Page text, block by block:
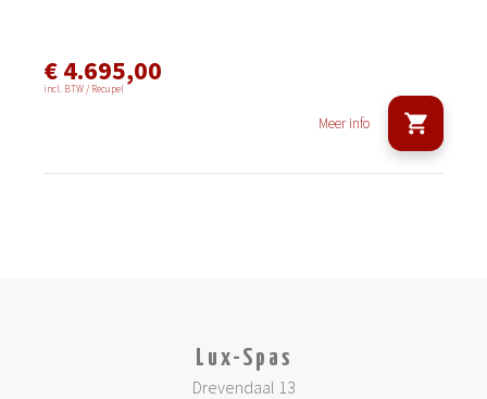
€ 4.695,00
incl. BTW / Recupel
Meer info
Lux-Spas
Drevendaal 13